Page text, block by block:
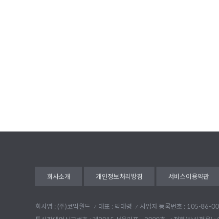
회사소개 개인정보처리방침 서비스이용약관
회사명 : (주)코믹월드 대표 : 박대령
사업자 등록번호 : 105-86-